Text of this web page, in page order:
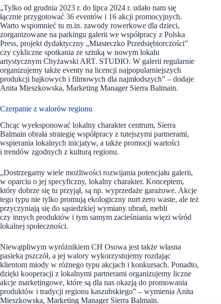
„Tylko od grudnia 2023 r. do lipca 2024 r. udało nam się
łącznie przygotować 36 eventów i 16 akcji promocyjnych.
Warto wspomnieć tu m.in. zawody rowerkowe dla dzieci,
zorganizowane na parkingu galerii we współpracy z Polska
Press, projekt dydaktyczny „Miasteczko Przedsiębiorczości”
czy cykliczne spotkania ze sztuką w nowym lokalu
artystycznym Chyżawski ART. STUDIO. W galerii regularnie
organizujemy także eventy na licencji najpopularniejszych
produkcji bajkowych i filmowych dla najmłodszych” – dodaje
Anita Mieszkowska, Marketing Manager Sierra Balmain.
Czerpanie z walorów regionu
Chcąc wyeksponować lokalny charakter centrum, Sierra
Balmain obrała strategię współpracy z tutejszymi partnerami,
wspierania lokalnych inicjatyw, a także promocji wartości
i trendów zgodnych z kulturą regionu.
„Dostrzegamy wiele możliwości rozwijania potencjału galerii,
w oparciu o jej specyficzny, lokalny charakter. Konceptem,
który dobrze się tu przyjął, są np. wyprzedaże garażowe. Akcje
tego typu nie tylko promują ekologiczny nurt zero waste, ale też
przyczyniają się do sąsiedzkiej wymiany ubrań, mebli
czy innych produktów i tym samym zacieśniania więzi wśród
lokalnej społeczności.
Niewątpliwym wyróżnikiem CH Osowa jest także własna
pasieka pszczół, a jej walory wykorzystujemy rozdając
klientom miody w różnego typu akcjach i konkursach. Ponadto,
dzięki kooperacji z lokalnymi partnerami organizujemy liczne
akcje marketingowe, które są dla nas okazją do promowania
produktów i tradycji regionu kaszubskiego” – wymienia Anita
Mieszkowska, Marketing Manager Sierra Balmain.